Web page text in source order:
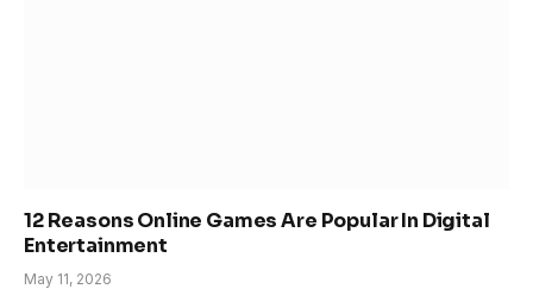
12 Reasons Online Games Are Popular In Digital
Entertainment
May 11, 2026